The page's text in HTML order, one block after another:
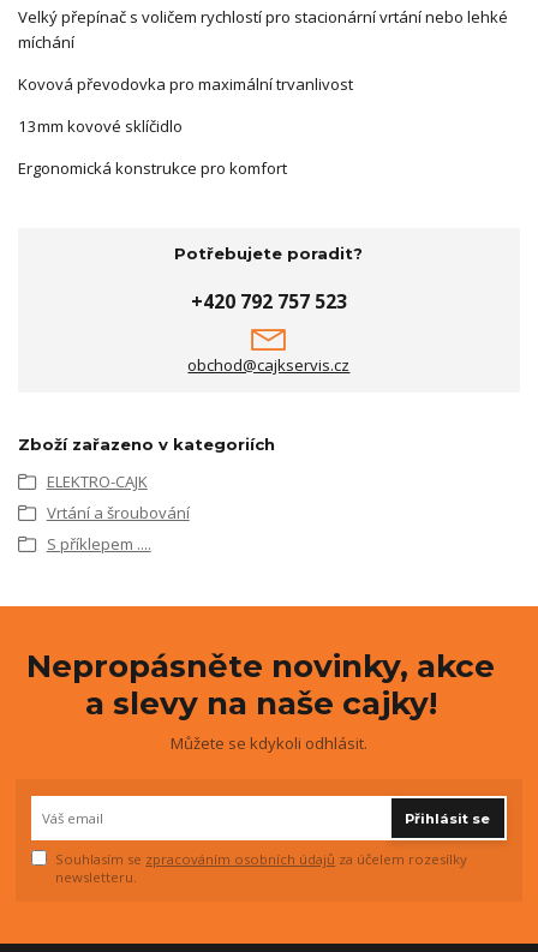
Velký přepínač s voličem rychlostí pro stacionární vrtání nebo lehké
míchání
Kovová převodovka pro maximální trvanlivost
13mm kovové sklíčidlo
Ergonomická konstrukce pro komfort
Potřebujete poradit?
+420 792 757 523
obchod@cajkservis.cz
Zboží zařazeno v kategoriích
ELEKTRO-CAJK
Vrtání a šroubování
S příklepem ....
Nepropásněte novinky, akce
a slevy na naše cajky!
Můžete se kdykoli odhlásit.
Přihlásit se
Souhlasím se zpracováním osobních údajů za účelem rozesílky
newsletteru.